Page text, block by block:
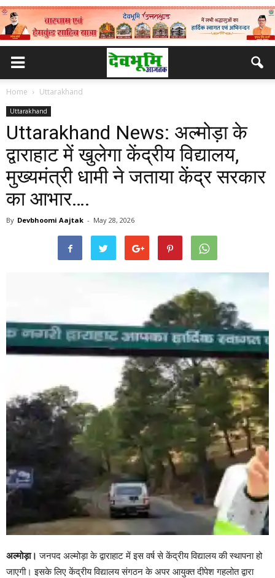
Home Uttarakhand
Uttarakhand
Uttarakhand News: अल्मोड़ा के
द्वाराहाट में खुलेगा केंद्रीय विद्यालय,
मुख्यमंत्री धामी ने जताया केंद्र सरकार
का आभार….
By Devbhoomi Aajtak - May 28, 2026
अल्मोड़ा। जनपद अल्मोड़ा के द्वाराहाट में इस वर्ष से केंद्रीय विद्यालय की स्थापना हो
जाएगी। इसके लिए केंद्रीय विद्यालय संगठन के अपर आयुक्त दीपेश गहलोत द्वारा